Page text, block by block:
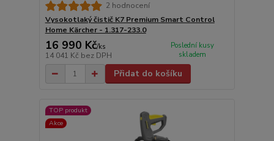
2 hodnocení
Vysokotlaký čistič K7 Premium Smart Control
Home Kärcher - 1.317-233.0
16 990 Kč/ks
14 041 Kč bez DPH
Poslední kusy
skladem
Přidat do košíku
TOP produkt
Akce